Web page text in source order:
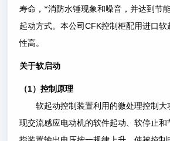
寿命，*消防水锤现象和噪音，并达到节
起动方式。本公司CFK控制柜配用进口
性高。
关于软启动
（1）控制原理
软起动控制装置利用的微处理控制大
现交流感应电动机的软件起动、软停止和